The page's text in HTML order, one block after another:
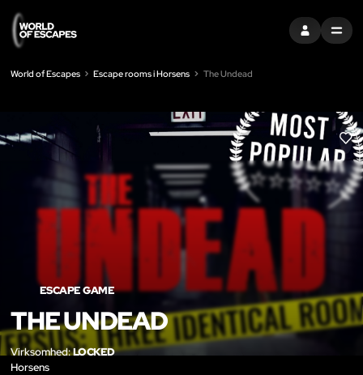
LOG INDMENU
World of Escapes Escape rooms i Horsens The Undead
LIKE
ESCAPE GAME
THE UNDEAD
Virksomhed:LOCKED
Horsens